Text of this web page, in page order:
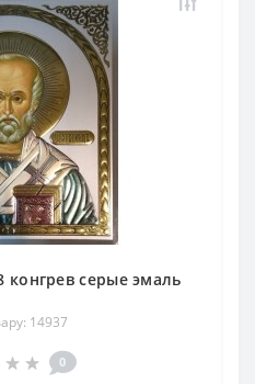
конгрев серые эмаль
14937
0